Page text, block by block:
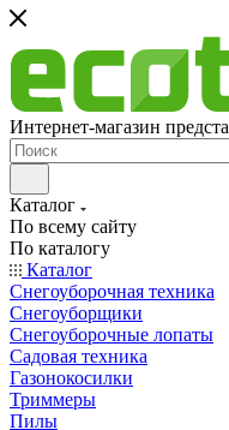
Интернет-магазин
Каталог
По всему сайту
По каталогу
Каталог
Снегоуборочная техника
Снегоуборщики
Снегоуборочные лопаты
Садовая техника
Газонокосилки
Триммеры
Пилы